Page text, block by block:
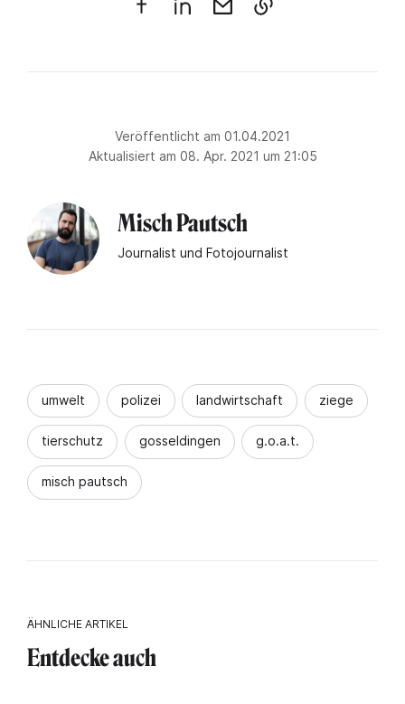
Veröffentlicht am 01.04.2021
Aktualisiert am 08. Apr. 2021 um 21:05
Misch Pautsch
Journalist und Fotojournalist
umwelt polizei landwirtschaft ziege
tierschutz gosseldingen g.o.a.t.
misch pautsch
ÄHNLICHE ARTIKEL
Entdecke auch